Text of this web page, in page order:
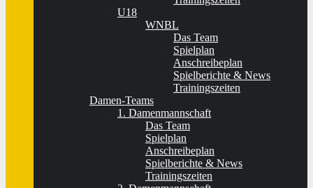
U18
WNBL
Das Team
Spielplan
Anschreibeplan
Spielberichte & News
Trainingszeiten
Damen-Teams
1. Damenmannschaft
Das Team
Spielplan
Anschreibeplan
Spielberichte & News
Trainingszeiten